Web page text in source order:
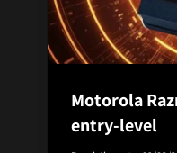
Motorola
entry-level